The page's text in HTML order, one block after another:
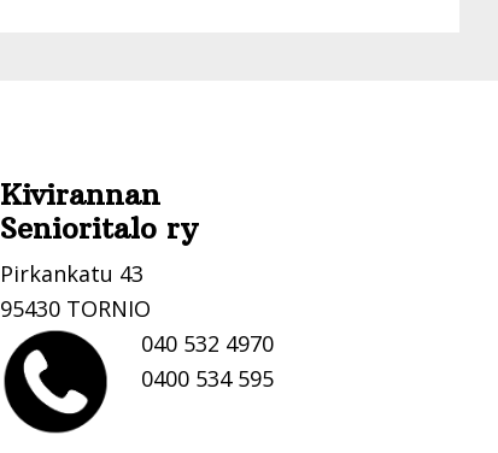
Kivirannan
Senioritalo ry
Pirkankatu 43
95430 TORNIO
040 532 4970
0400 534 595